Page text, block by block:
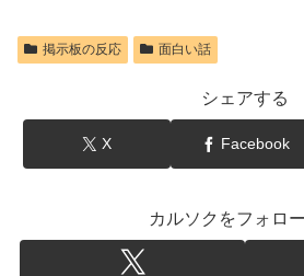
掲示板の反応 面白い話
シェアする
X Facebook
カルソクをフォロ